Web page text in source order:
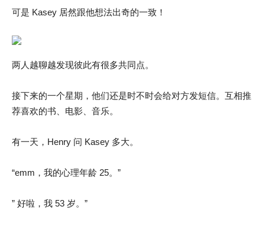
可是 Kasey 居然跟他想法出奇的一致！
两人越聊越发现彼此有很多共同点。
接下来的一个星期，他们还是时不时会给对方发短信。互相推
荐喜欢的书、电影、音乐。
有一天，Henry 问 Kasey 多大。
“emm，我的心理年龄 25。”
” 好啦，我 53 岁。”